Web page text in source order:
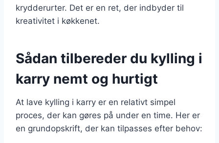
krydderurter. Det er en ret, der indbyder til
kreativitet i køkkenet.
Sådan tilbereder du kylling i
karry nemt og hurtigt
At lave kylling i karry er en relativt simpel
proces, der kan gøres på under en time. Her er
en grundopskrift, der kan tilpasses efter behov: